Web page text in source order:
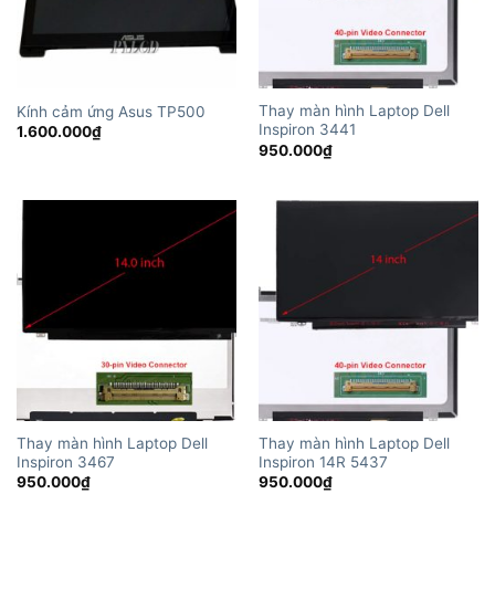
Kính cảm ứng Asus TP500
1.600.000₫
Thay màn hình Laptop Dell
Inspiron 3441
950.000₫
Thay màn hình Laptop Dell
Inspiron 3467
950.000₫
Thay màn hình Laptop Dell
Inspiron 14R 5437
950.000₫